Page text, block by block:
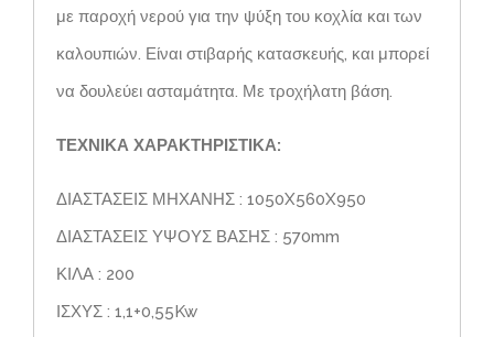
με παροχή νερού για την ψύξη του κοχλία και των
καλουπιών. Είναι στιβαρής κατασκευής, και μπορεί
να δουλεύει ασταμάτητα. Με τροχήλατη βάση.
ΤΕΧΝΙΚΑ ΧΑΡΑΚΤΗΡΙΣΤΙΚΑ:
ΔΙΑΣΤΑΣΕΙΣ ΜΗΧΑΝΗΣ : 1050X560X950
ΔΙΑΣΤΑΣΕΙΣ ΥΨΟΥΣ ΒΑΣΗΣ : 570mm
ΚΙΛΑ : 200
ΙΣΧΥΣ : 1,1+0,55Kw